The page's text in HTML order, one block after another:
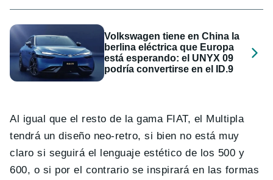
Volkswagen tiene en China la
berlina eléctrica que Europa
está esperando: el UNYX 09
podría convertirse en el ID.9
Al igual que el resto de la gama FIAT, el Multipla
tendrá un diseño neo-retro, si bien no está muy
claro si seguirá el lenguaje estético de los 500 y
600, o si por el contrario se inspirará en las formas